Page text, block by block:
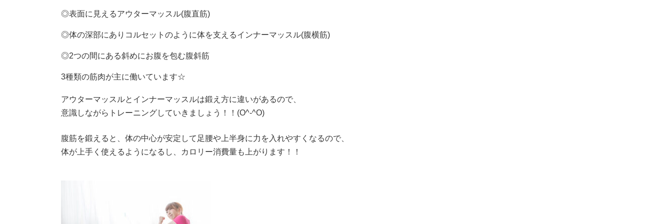
◎表面に見えるアウターマッスル(腹直筋)
◎体の深部にありコルセットのように体を支えるインナーマッスル(腹横筋)
◎2つの間にある斜めにお腹を包む腹斜筋
3種類の筋肉が主に働いています☆
アウターマッスルとインナーマッスルは鍛え方に違いがあるので、
意識しながらトレーニングしていきましょう！！(O^-^O)
腹筋を鍛えると、体の中心が安定して足腰や上半身に力を入れやすくなるので、
体が上手く使えるようになるし、カロリー消費量も上がります！！